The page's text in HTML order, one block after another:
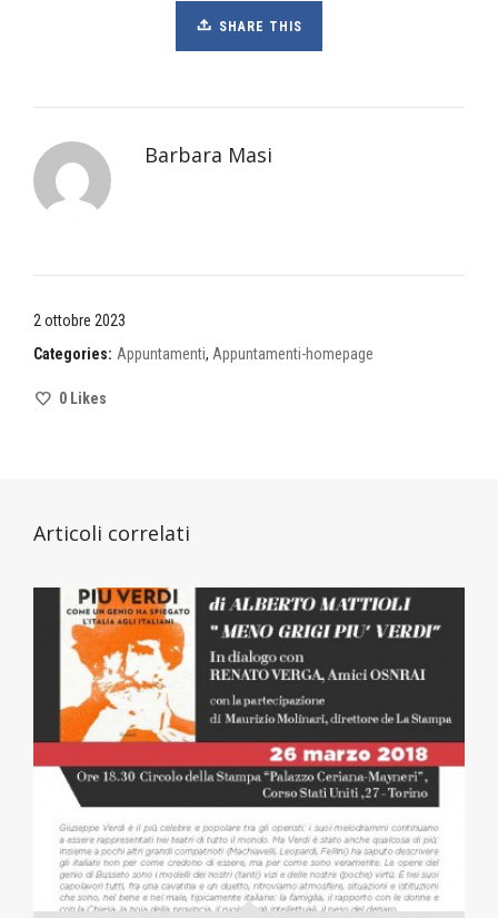
SHARE THIS
Barbara Masi
2 ottobre 2023
Categories: Appuntamenti, Appuntamenti-homepage
0 Likes
Articoli correlati